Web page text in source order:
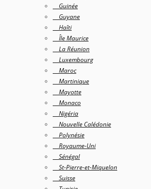
Guinée
Guyane
Haîti
Île Maurice
La Réunion
Luxembourg
Maroc
Martinique
Mayotte
Monaco
Nigéria
Nouvelle Calédonie
Polynésie
Royaume-Uni
Sénégal
St-Pierre-et-Miquelon
Suisse